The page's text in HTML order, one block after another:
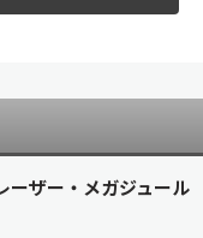
ザー・メガジュール